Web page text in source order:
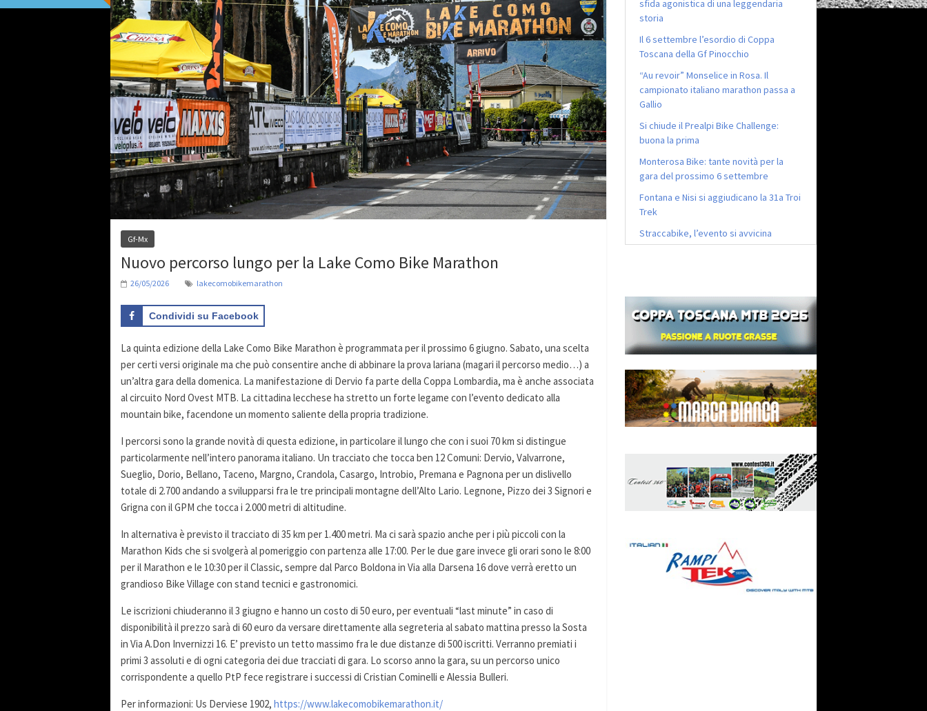
Gf-Mx
Nuovo percorso lungo per la Lake Como Bike Marathon
26/05/2026 lakecomobikemarathon
Condividi su Facebook
La quinta edizione della Lake Como Bike Marathon è programmata per il prossimo 6 giugno. Sabato, una scelta
per certi versi originale ma che può consentire anche di abbinare la prova lariana (magari il percorso medio…) a
un’altra gara della domenica. La manifestazione di Dervio fa parte della Coppa Lombardia, ma è anche associata
al circuito Nord Ovest MTB. La cittadina lecchese ha stretto un forte legame con l’evento dedicato alla
mountain bike, facendone un momento saliente della propria tradizione.
I percorsi sono la grande novità di questa edizione, in particolare il lungo che con i suoi 70 km si distingue
particolarmente nell’intero panorama italiano. Un tracciato che tocca ben 12 Comuni: Dervio, Valvarrone,
Sueglio, Dorio, Bellano, Taceno, Margno, Crandola, Casargo, Introbio, Premana e Pagnona per un dislivello
totale di 2.700 andando a svilupparsi fra le tre principali montagne dell’Alto Lario. Legnone, Pizzo dei 3 Signori e
Grigna con il GPM che tocca i 2.000 metri di altitudine.
In alternativa è previsto il tracciato di 35 km per 1.400 metri. Ma ci sarà spazio anche per i più piccoli con la
Marathon Kids che si svolgerà al pomeriggio con partenza alle 17:00. Per le due gare invece gli orari sono le 8:00
per il Marathon e le 10:30 per il Classic, sempre dal Parco Boldona in Via alla Darsena 16 dove verrà eretto un
grandioso Bike Village con stand tecnici e gastronomici.
Le iscrizioni chiuderanno il 3 giugno e hanno un costo di 50 euro, per eventuali “last minute” in caso di
disponibilità il prezzo sarà di 60 euro da versare direttamente alla segreteria al sabato mattina presso la Sosta
in Via A.Don Invernizzi 16. E’ previsto un tetto massimo fra le due distanze di 500 iscritti. Verranno premiati i
primi 3 assoluti e di ogni categoria dei due tracciati di gara. Lo scorso anno la gara, su un percorso unico
corrispondente a quello PtP fece registrare i successi di Cristian Cominelli e Alessia Bulleri.
Per informazioni: Us Derviese 1902, https://www.lakecomobikemarathon.it/
sfida agonistica di una leggendaria
storia
Il 6 settembre l’esordio di Coppa
Toscana della Gf Pinocchio
“Au revoir” Monselice in Rosa. Il
campionato italiano marathon passa a
Gallio
Si chiude il Prealpi Bike Challenge:
buona la prima
Monterosa Bike: tante novità per la
gara del prossimo 6 settembre
Fontana e Nisi si aggiudicano la 31a Troi
Trek
Straccabike, l’evento si avvicina